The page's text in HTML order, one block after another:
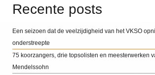
Recente posts
Een seizoen dat de veelzijdigheid van het VKSO
onderstreepte
75 koorzangers, drie topsolisten en meesterwerken
Mendelssohn